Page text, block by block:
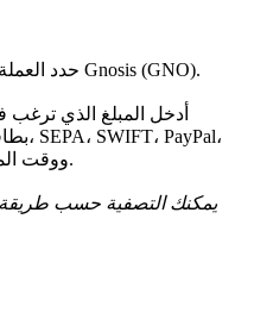
حدد العملة الورقية التي تريد استخدامها لشراء Gnosis (GNO).
أدخل المبلغ الذي
إلخ)، المبلغ المقدر من GNO ووقت المعالجة.